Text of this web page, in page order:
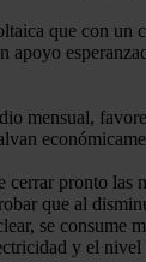
que con un
apoyo
mensual,
cerrar pronto las
que al
se consume
y el nivel